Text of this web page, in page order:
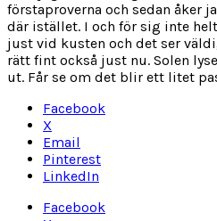
förstaproverna och sedan åker
där istället. I och för sig inte
just vid kusten och det ser
rätt fint också just nu. Solen
ut. Får se om det blir ett litet
Facebook
X
Email
Pinterest
LinkedIn
Facebook